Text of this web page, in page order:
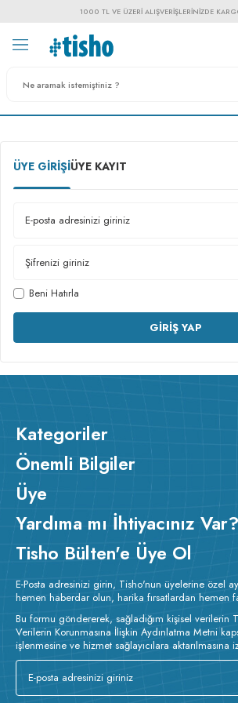
1000 TL VE ÜZERI ALIŞVERIŞLERINIZDE
ÜYE GIRIŞIÜYE KAYIT
E-posta adresinizi giriniz
Şifrenizi giriniz
Beni Hatırla
GIRIŞ YAP
Kategoriler
Önemli Bilgiler
Üye
Yardıma mı İhtiyacınız Var?
Tisho Bülten'e Üye Ol
E-Posta adresinizi girin, Tisho'nun üyelerine özel
hemen haberdar olun, harika fırsatlardan hemen
Bu formu göndererek, sağladığım kişisel verilerin
Verilerin Korunmasına İlişkin Aydınlatma Metni
işlenmesine ve hizmet sağlayıcılara aktarılmasına